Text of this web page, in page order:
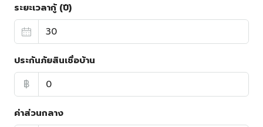
ระยะเวลากู้ (ปี)
ประกันภัยสินเชื่อบ้าน
฿
ค่าส่วนกลาง